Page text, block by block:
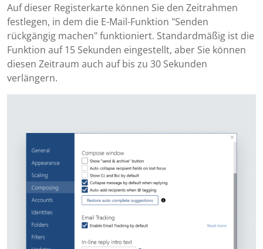
Auf dieser Registerkarte können Sie den Zeitrahmen
festlegen, in dem die E-Mail-Funktion "Senden
rückgängig machen" funktioniert. Standardmäßig ist die
Funktion auf 15 Sekunden eingestellt, aber Sie können
diesen Zeitraum auch auf bis zu 30 Sekunden
verlängern.